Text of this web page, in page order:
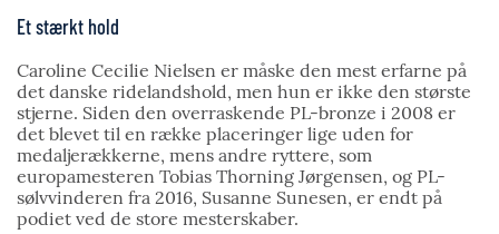
Et stærkt hold
Caroline Cecilie Nielsen er måske den mest erfarne på
det danske ridelandshold, men hun er ikke den største
stjerne. Siden den overraskende PL-bronze i 2008 er
det blevet til en række placeringer lige uden for
medaljerækkerne, mens andre ryttere, som
europamesteren Tobias Thorning Jørgensen, og PL-
sølvvinderen fra 2016, Susanne Sunesen, er endt på
podiet ved de store mesterskaber.